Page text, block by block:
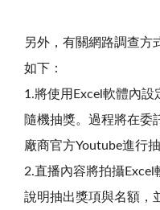
另外，有關網路調查方
如下：
1.將使用Excel軟體內
隨機抽獎。過程將在委
廠商官方Youtube進行
2.直播內容將拍攝
說明抽出獎項與名額，